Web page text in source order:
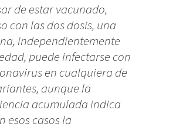
de estar vacunado,
con las dos dosis, una
independientemente
puede infectarse con
en cualquiera de
aunque la
acumulada indica
esos casos la